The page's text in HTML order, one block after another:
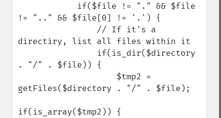
!= ".." && $file[0] != '.') {
directiry, list all files within it
. "/" . $file)) {
getFiles($directory . "/" . $file);
if(is_array($tmp2)) {